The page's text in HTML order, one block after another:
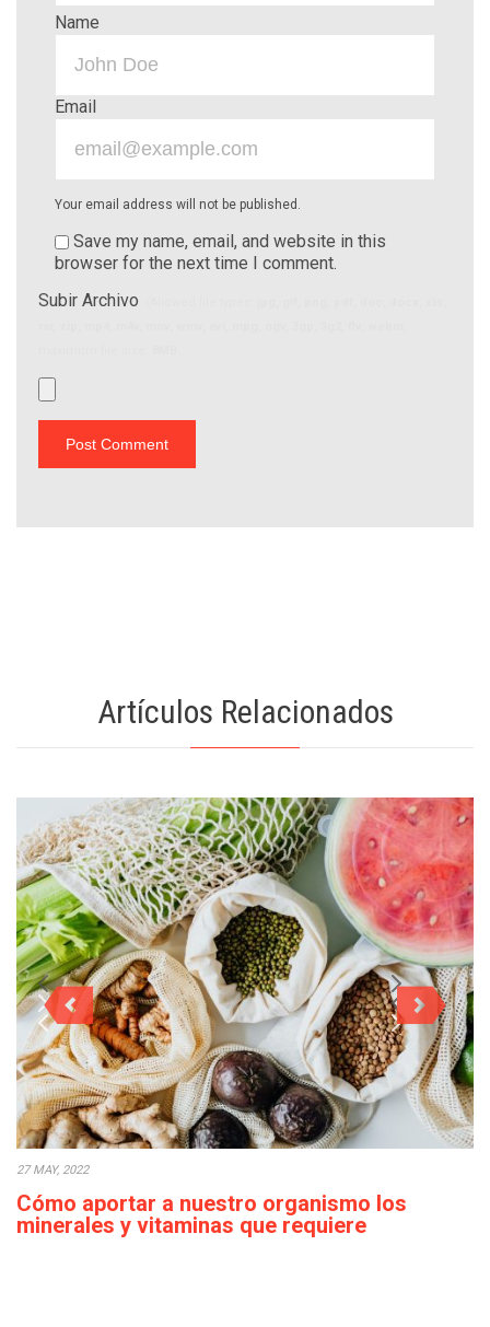
Name
Email
Your email address will not be published.
Save my name, email, and website in this
browser for the next time I comment.
Subir Archivo
Artículos Relacionados
27 MAY, 2022
Cómo aportar a nuestro organismo los
minerales y vitaminas que requiere